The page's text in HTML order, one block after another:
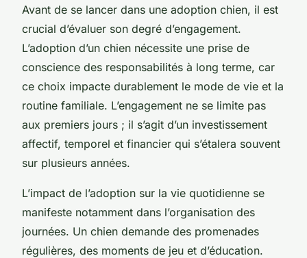
Avant de se lancer dans une adoption chien, il est
crucial d’évaluer son degré d’engagement.
L’adoption d’un chien nécessite une prise de
conscience des responsabilités à long terme, car
ce choix impacte durablement le mode de vie et la
routine familiale. L’engagement ne se limite pas
aux premiers jours ; il s’agit d’un investissement
affectif, temporel et financier qui s’étalera souvent
sur plusieurs années.
L’impact de l’adoption sur la vie quotidienne se
manifeste notamment dans l’organisation des
journées. Un chien demande des promenades
régulières, des moments de jeu et d’éducation.